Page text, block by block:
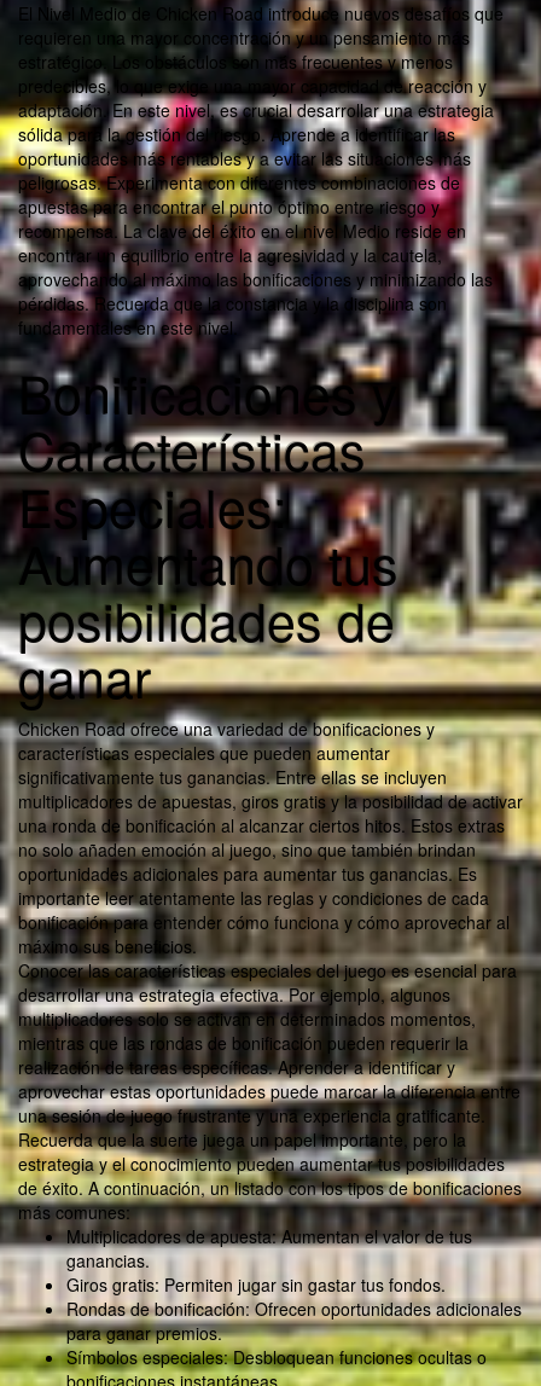
El Nivel Medio de Chicken Road introduce nuevos desafíos que
requieren una mayor concentración y un pensamiento más
estratégico. Los obstáculos son más frecuentes y menos
predecibles, lo que exige una mayor capacidad de reacción y
adaptación. En este nivel, es crucial desarrollar una estrategia
sólida para la gestión del riesgo. Aprende a identificar las
oportunidades más rentables y a evitar las situaciones más
peligrosas. Experimenta con diferentes combinaciones de
apuestas para encontrar el punto óptimo entre riesgo y
recompensa. La clave del éxito en el nivel Medio reside en
encontrar un equilibrio entre la agresividad y la cautela,
aprovechando al máximo las bonificaciones y minimizando las
pérdidas. Recuerda que la constancia y la disciplina son
fundamentales en este nivel.
Bonificaciones y
Características
Especiales:
Aumentando tus
posibilidades de
ganar
Chicken Road ofrece una variedad de bonificaciones y
características especiales que pueden aumentar
significativamente tus ganancias. Entre ellas se incluyen
multiplicadores de apuestas, giros gratis y la posibilidad de activar
una ronda de bonificación al alcanzar ciertos hitos. Estos extras
no solo añaden emoción al juego, sino que también brindan
oportunidades adicionales para aumentar tus ganancias. Es
importante leer atentamente las reglas y condiciones de cada
bonificación para entender cómo funciona y cómo aprovechar al
máximo sus beneficios.
Conocer las características especiales del juego es esencial para
desarrollar una estrategia efectiva. Por ejemplo, algunos
multiplicadores solo se activan en determinados momentos,
mientras que las rondas de bonificación pueden requerir la
realización de tareas específicas. Aprender a identificar y
aprovechar estas oportunidades puede marcar la diferencia entre
una sesión de juego frustrante y una experiencia gratificante.
Recuerda que la suerte juega un papel importante, pero la
estrategia y el conocimiento pueden aumentar tus posibilidades
de éxito. A continuación, un listado con los tipos de bonificaciones
más comunes:
Multiplicadores de apuesta: Aumentan el valor de tus
ganancias.
Giros gratis: Permiten jugar sin gastar tus fondos.
Rondas de bonificación: Ofrecen oportunidades adicionales
para ganar premios.
Símbolos especiales: Desbloquean funciones ocultas o
bonificaciones instantáneas.